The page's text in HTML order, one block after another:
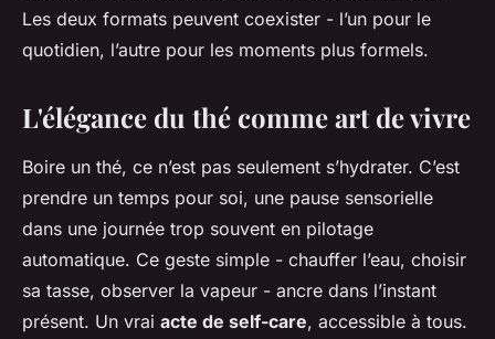
Les deux formats peuvent coexister - l’un pour le
quotidien, l’autre pour les moments plus formels.
L'élégance du thé comme art de vivre
Boire un thé, ce n’est pas seulement s’hydrater. C’est
prendre un temps pour soi, une pause sensorielle
dans une journée trop souvent en pilotage
automatique. Ce geste simple - chauffer l’eau, choisir
sa tasse, observer la vapeur - ancre dans l’instant
présent. Un vrai acte de self-care, accessible à tous.